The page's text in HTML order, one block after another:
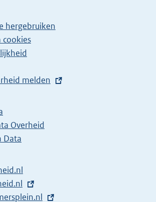
hergebruiken
cookies
melden
Overheid
Data